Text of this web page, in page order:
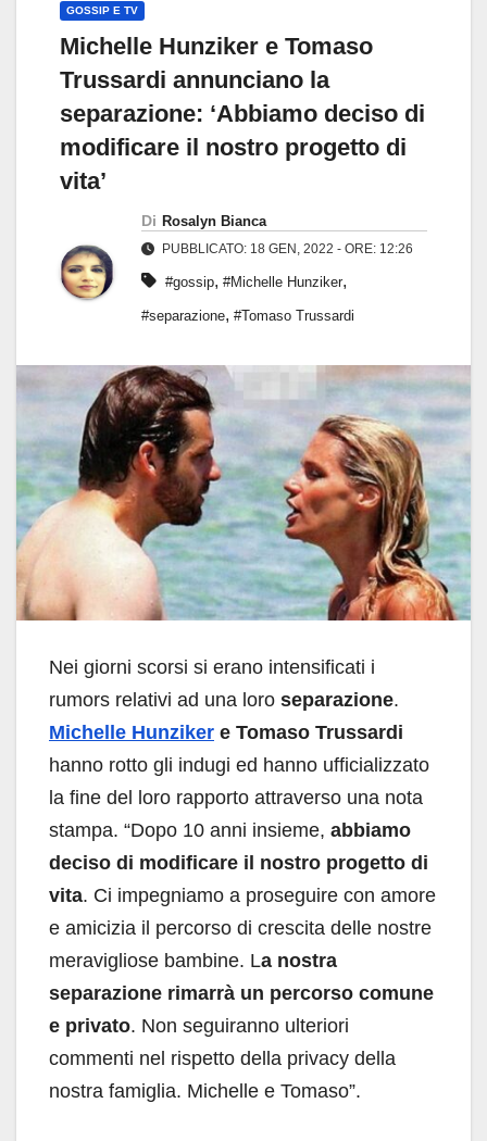
GOSSIP E TV
Michelle Hunziker e Tomaso
Trussardi annunciano la
separazione: ‘Abbiamo deciso di
modificare il nostro progetto di
vita’
Di Rosalyn Bianca
PUBBLICATO: 18 GEN, 2022 - ORE: 12:26
#gossip, #Michelle Hunziker,
#separazione, #Tomaso Trussardi
Nei giorni scorsi si erano intensificati i
rumors relativi ad una loro separazione.
Michelle Hunziker e Tomaso Trussardi
hanno rotto gli indugi ed hanno ufficializzato
la fine del loro rapporto attraverso una nota
stampa. “Dopo 10 anni insieme, abbiamo
deciso di modificare il nostro progetto di
vita. Ci impegniamo a proseguire con amore
e amicizia il percorso di crescita delle nostre
meravigliose bambine. La nostra
separazione rimarrà un percorso comune
e privato. Non seguiranno ulteriori
commenti nel rispetto della privacy della
nostra famiglia. Michelle e Tomaso”.